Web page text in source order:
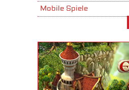
Mobile Spiele
Download Spiele
3D Spiele
Tablet Spiele